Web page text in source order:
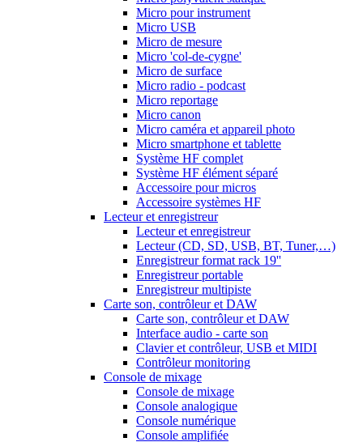
Micro pour instrument
Micro USB
Micro de mesure
Micro 'col-de-cygne'
Micro de surface
Micro radio - podcast
Micro reportage
Micro canon
Micro caméra et appareil photo
Micro smartphone et tablette
Système HF complet
Système HF élément séparé
Accessoire pour micros
Accessoire systèmes HF
Lecteur et enregistreur
Lecteur et enregistreur
Lecteur (CD, SD, USB, BT, Tuner,…)
Enregistreur format rack 19''
Enregistreur portable
Enregistreur multipiste
Carte son, contrôleur et DAW
Carte son, contrôleur et DAW
Interface audio - carte son
Clavier et contrôleur, USB et MIDI
Contrôleur monitoring
Console de mixage
Console de mixage
Console analogique
Console numérique
Console amplifiée